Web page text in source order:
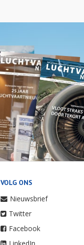
VOLG ONS
Nieuwsbrief
Twitter
Facebook